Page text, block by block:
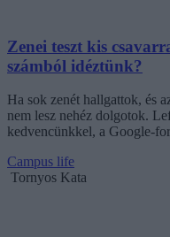
Zenei teszt kis
számból idéztünk?
Ha sok zenét hallgattok, és
nem lesz nehéz dolgotok.
kedvencünkkel, a Google-
Campus life
Tornyos Kata